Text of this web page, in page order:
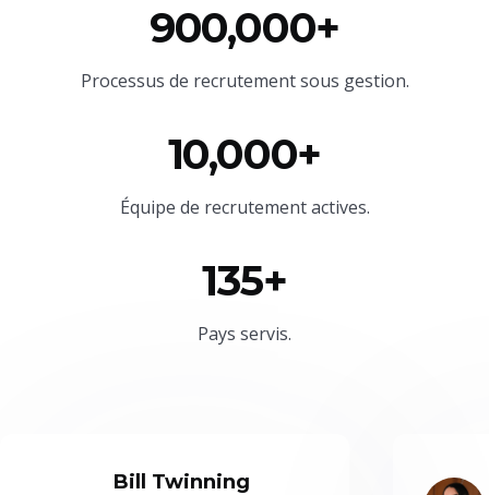
900,000+
Processus de recrutement sous gestion.
10,000+
Équipe de recrutement actives.
135+
Pays servis.
Bill Twinning